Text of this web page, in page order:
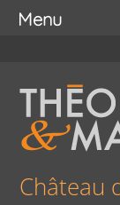
Château
Menu